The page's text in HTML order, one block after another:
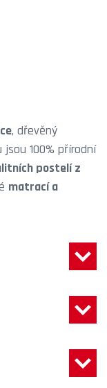
, dřevěný
100% přírodní
postelí z
matrací a